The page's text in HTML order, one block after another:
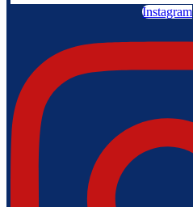
Instagram